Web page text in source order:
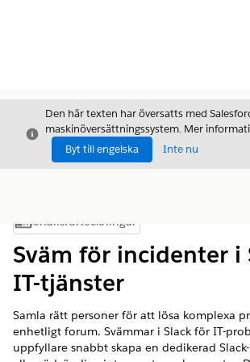
Stäng
Den här texten har översatts med
maskinöversättningssystem. Mer
Byt till engelska
Inte nu
Visa innehållsförteckning
Innehållsförteckningar
Sväm för incidenter i
IT-tjänster
Samla rätt personer för att lösa komplexa
enhetligt forum. Svämmar i Slack för IT-
uppfyllare snabbt skapa en dedikerad